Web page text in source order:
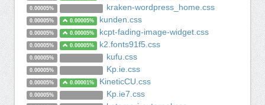
0.00005% kraken-wordpress_home.css
0.00005% 0.00005% kunden.css
0.00005% 0.00005% kcpt-fading-image-widget.css
0.00005% 0.00005% k2.fonts91f5.css
0.00005% kufu.css
0.00005% Kp.ie.css
0.00005% 0.00001% KineticCU.css
0.00005% Kp.ie7.css